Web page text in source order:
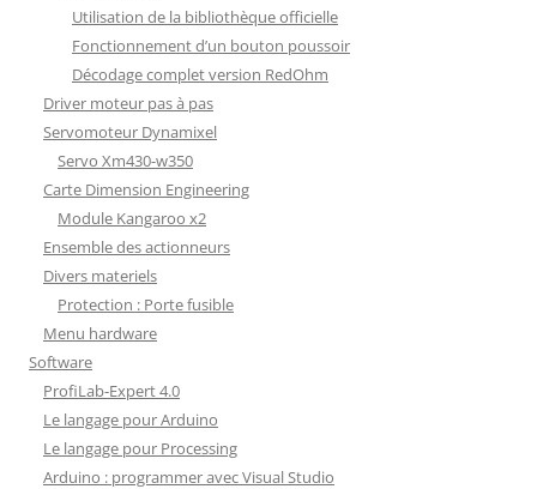
Utilisation de la bibliothèque officielle
Fonctionnement d’un bouton poussoir
Décodage complet version RedOhm
Driver moteur pas à pas
Servomoteur Dynamixel
Servo Xm430-w350
Carte Dimension Engineering
Module Kangaroo x2
Ensemble des actionneurs
Divers materiels
Protection : Porte fusible
Menu hardware
Software
ProfiLab-Expert 4.0
Le langage pour Arduino
Le langage pour Processing
Arduino : programmer avec Visual Studio